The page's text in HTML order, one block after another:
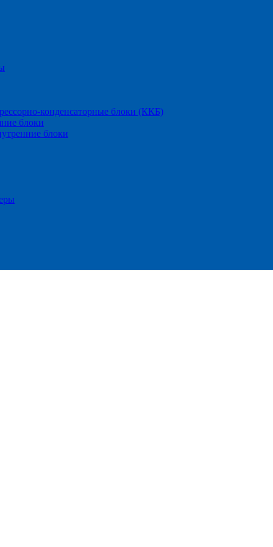
конденсаторные блоки (ККБ)
блоки
блоки